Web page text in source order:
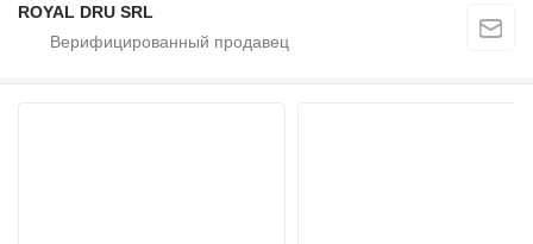
ROYAL DRU SRL